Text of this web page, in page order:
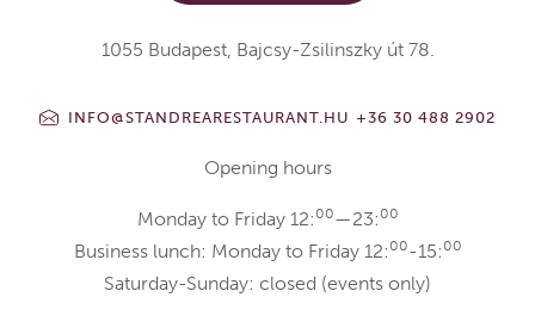
1055 Budapest, Bajcsy-Zsilinszky út 78.
INFO@STANDREARESTAURANT.HU +36 30 488 2902
Opening hours
Monday to Friday 12: 00—23: 00
Business lunch: Monday to Friday 12: 00-15: 00
Saturday-Sunday: closed (events only)